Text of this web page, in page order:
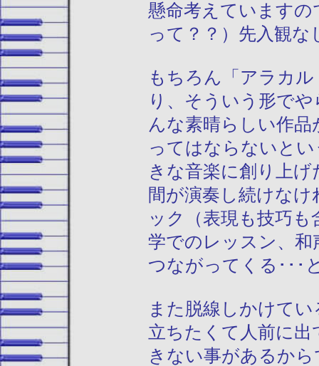
懸命考えています
って？？）先入観
もちろん「アラカ
り、そういう形で
んな素晴らしい作
ってはならないと
きな音楽に創り上
間が演奏し続けな
ック（表現も技巧
学でのレッスン、
つながってくる･･･
また脱線しかけて
立ちたくて人前に
きない事があるか